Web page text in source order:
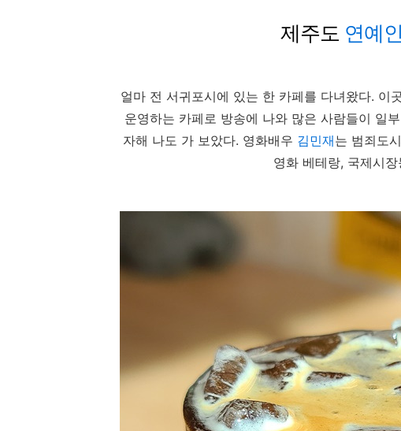
제주도 연예
얼마 전 서귀포시에 있는 한 카페를 다녀왔다. 이
운영하는 카페로 방송에 나와 많은 사람들이 일
자해 나도 가 보았다. 영화배우 김민재는 범죄도
영화 베테랑, 국제시